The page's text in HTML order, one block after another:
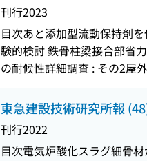
刊行2023
目次あと添加型流動保持剤
験的検討 鉄骨柱梁接合部省
の耐候性詳細調査 : その2屋
御アルゴリズムの実装事例
アルゴリズムを用いた多層
研究 : 木造実験棟における
水状態管理方法の検討と提
た床版用プレキャスト接合
東急建設技術研究所報
刊行2022
目次電気炉酸化スラグ細骨